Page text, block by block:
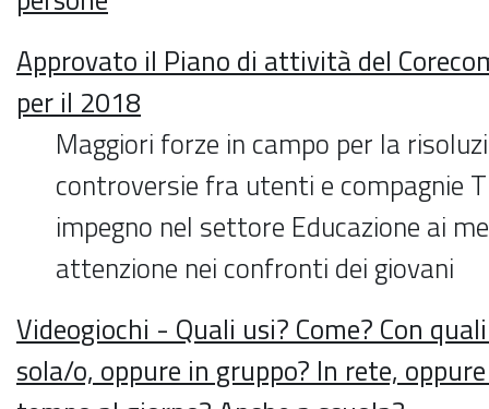
Approvato il Piano di attività del
per il 2018
Maggiori forze in campo per la
controversie fra utenti e compagnie
impegno nel settore Educazione ai
attenzione nei confronti dei giovani
Videogiochi - Quali usi? Come? Con
sola/o, oppure in gruppo? In rete,